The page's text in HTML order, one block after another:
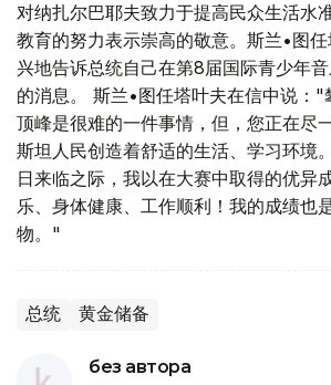
对纳扎尔巴耶夫致力于提高民众生活水
教育的努力表示崇高的敬意。斯兰•图
兴地告诉总统自己在第8届国际青少年
的消息。 斯兰•图任塔叶夫在信中说："
顶峰是很难的一件事情，但，您正在尽
斯坦人民创造着舒适的生活、学习环境
日来临之际，我以在大赛中取得的优异
乐、身体健康、工作顺利！我的成绩也
物。"
总统 黄金储备
без автора